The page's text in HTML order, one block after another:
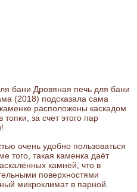
бани Дровяная печь для бани
(2018) подсказала сама
расположены каскадом
за счет этого пар
очень удобно пользоваться
того, такая каменка даёт
камней, что в
поверхностями
микроклимат в парной.